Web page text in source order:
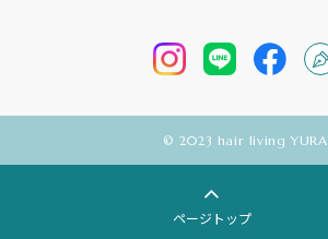
ページトップ
©︎ 2023 hair living YURA